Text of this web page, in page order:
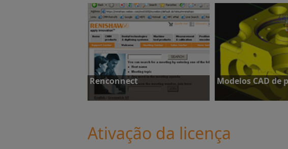
Base de conhecimento
Manuais e boletins
produtos
Renconnect Modelos CAD de
Ativação da licença